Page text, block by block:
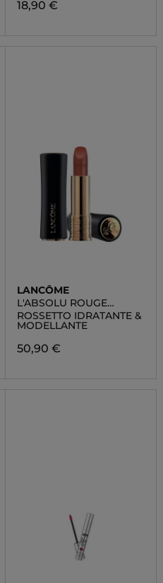
18,90 €
LANCÔME
L'ABSOLU ROUGE
CREAM
ROSSETTO IDRATANTE &
MODELLANTE
50,90 €